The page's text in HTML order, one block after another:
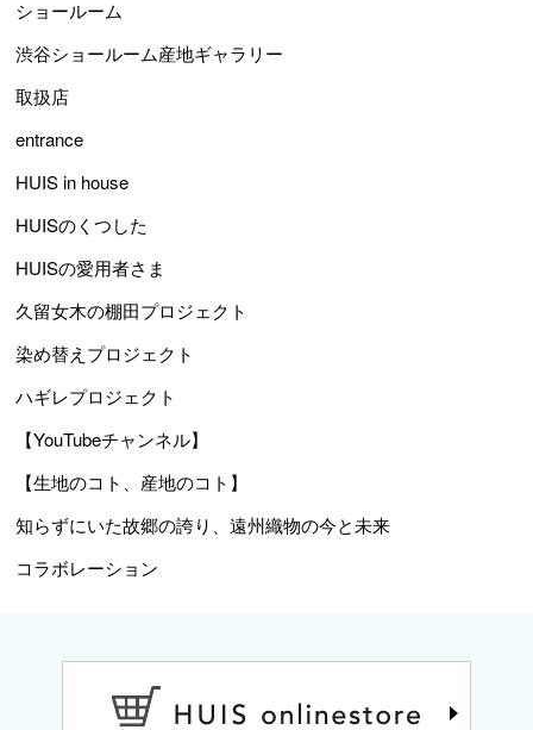
ショールーム
渋谷ショールーム産地ギャラリー
取扱店
entrance
HUIS in house
HUISのくつした
HUISの愛用者さま
久留女木の棚田プロジェクト
染め替えプロジェクト
ハギレプロジェクト
【YouTubeチャンネル】
【生地のコト、産地のコト】
知らずにいた故郷の誇り、遠州織物の今と未来
コラボレーション